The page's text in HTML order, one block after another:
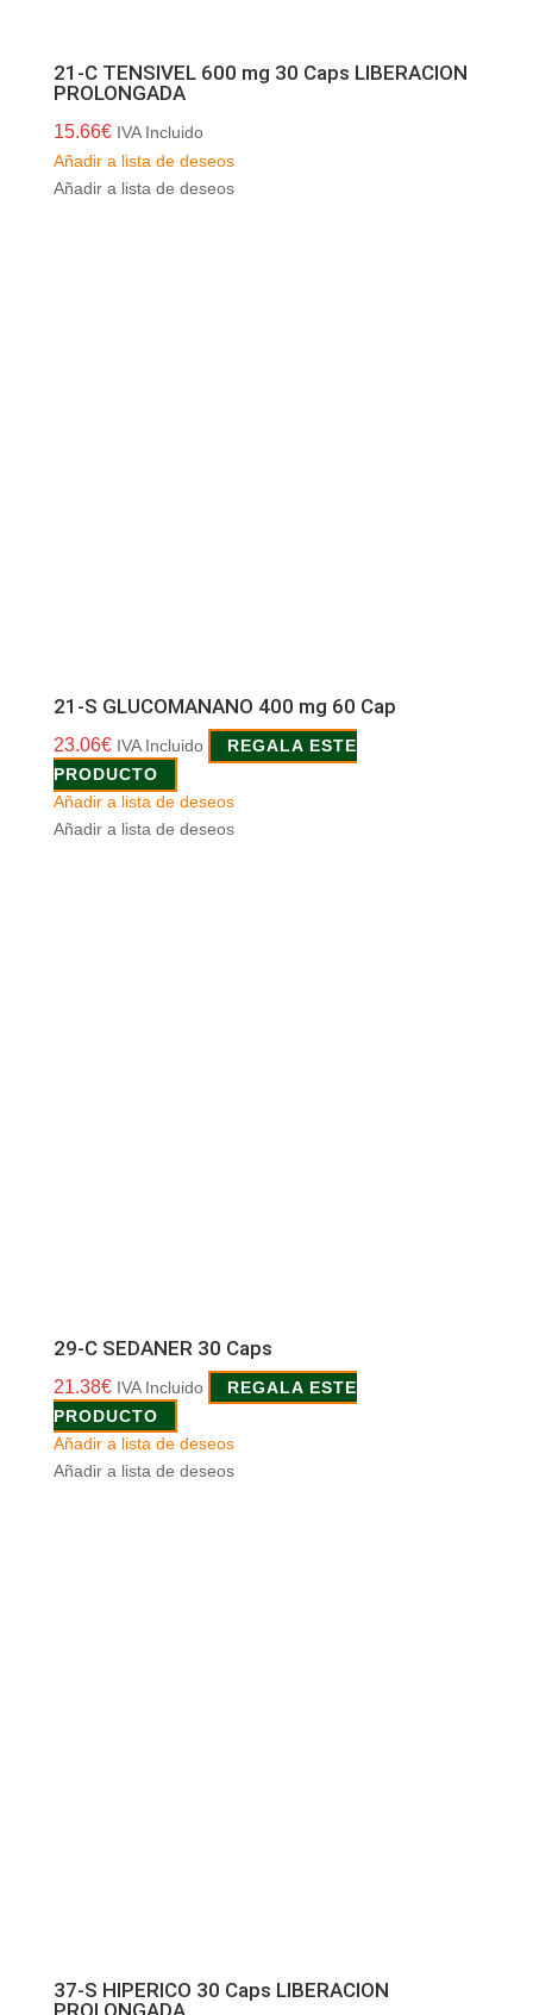
21-C TENSIVEL 600 mg 30 Caps LIBERACION
PROLONGADA
15.66€ IVA Incluido
Añadir a lista de deseos
Añadir a lista de deseos
21-S GLUCOMANANO 400 mg 60 Cap
23.06€ IVA Incluido
REGALA ESTE
PRODUCTO
Añadir a lista de deseos
Añadir a lista de deseos
29-C SEDANER 30 Caps
21.38€ IVA Incluido
REGALA ESTE
PRODUCTO
Añadir a lista de deseos
Añadir a lista de deseos
37-S HIPERICO 30 Caps LIBERACION
PROLONGADA